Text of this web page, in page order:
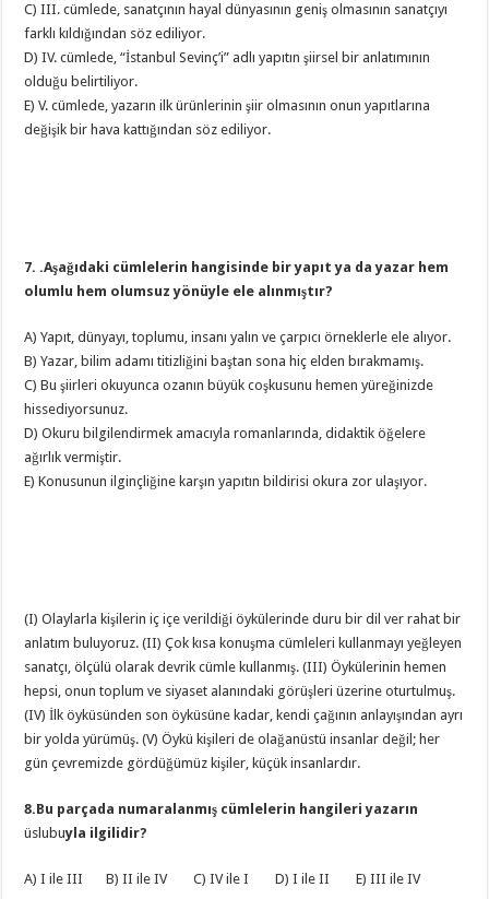
C) III. cümlede, sanatçının hayal dünyasının geniş olmasının sanatçıyı
farklı kıldığından söz ediliyor.
D) IV. cümlede, “İstanbul Sevinç’i” adlı yapıtın şiirsel bir anlatımının
olduğu belirtiliyor.
E) V. cümlede, yazarın ilk ürünlerinin şiir olmasının onun yapıtlarına
değişik bir hava kattığından söz ediliyor.
7. .Aşağıdaki cümlelerin hangisinde bir yapıt ya da yazar hem
olumlu hem olumsuz yönüyle ele alınmıştır?
A) Yapıt, dünyayı, toplumu, insanı yalın ve çarpıcı örneklerle ele alıyor.
B) Yazar, bilim adamı titizliğini baştan sona hiç elden bırakmamış.
C) Bu şiirleri okuyunca ozanın büyük coşkusunu hemen yüreğinizde
hissediyorsunuz.
D) Okuru bilgilendirmek amacıyla romanlarında, didaktik öğelere
ağırlık vermiştir.
E) Konusunun ilginçliğine karşın yapıtın bildirisi okura zor ulaşıyor.
(I) Olaylarla kişilerin iç içe verildiği öykülerinde duru bir dil ver rahat bir
anlatım buluyoruz. (II) Çok kısa konuşma cümleleri kullanmayı yeğleyen
sanatçı, ölçülü olarak devrik cümle kullanmış. (III) Öykülerinin hemen
hepsi, onun toplum ve siyaset alanındaki görüşleri üzerine oturtulmuş.
(IV) İlk öyküsünden son öyküsüne kadar, kendi çağının anlayışından ayrı
bir yolda yürümüş. (V) Öykü kişileri de olağanüstü insanlar değil; her
gün çevremizde gördüğümüz kişiler, küçük insanlardır.
8.Bu parçada numaralanmış cümlelerin hangileri yazarın
üslubuyla ilgilidir?
A) I ile III B) II ile IV C) IV ile I D) I ile II E) III ile IV